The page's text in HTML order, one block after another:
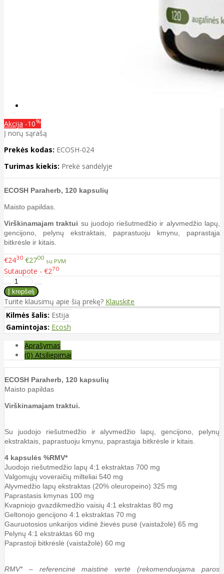
Akcija -10%
Į norų sąrašą
Prekės kodas: ECOSH-024
Turimas kiekis: Prekė sandėlyje
ECOSH Paraherb, 120 kapsulių
Maisto papildas.
Virškinamajam traktui su juodojo riešutmedžio ir alyvmedžio lapų,
gencijono, pelynų ekstraktais, paprastuoju kmynu, paprastąja
bitkrėsle ir kitais.
€2430 €2700 su PVM
Sutaupote - €270
Turite klausimų apie šią prekę? Klauskite
Kilmės šalis: Estija
Gamintojas: Ecosh
Aprašymas
(0) Atsiliepimai
ECOSH Paraherb, 120 kapsulių
Maisto papildas
Virškinamajam traktui.
Su juodojo riešutmedžio ir alyvmedžio lapų, gencijono, pelynų
ekstraktais, paprastuoju kmynu, paprastąja bitkrėsle ir kitais.
4 kapsulės %RMV*
Juodojo riešutmedžio lapų 4:1 ekstraktas 700 mg
Valgomųjų voveraičių milteliai 540 mg
Alyvmedžio lapų ekstraktas (20% oleuropeino) 325 mg
Paprastasis kmynas 100 mg
Kvapniojo gvazdikmedžio vaisių 4:1 ekstraktas 80 mg
Geltonojo gencijono 4:1 ekstraktas 70 mg
Gauruotosios unkarijos vidinė žievės pusė (vaistažolė) 65 mg
Pelynų 4:1 ekstraktas 60 mg
Paprastoji bitkrėslė (vaistažolė) 60 mg
RMV* – referencinė maistinė vertė (rekomenduojama paros